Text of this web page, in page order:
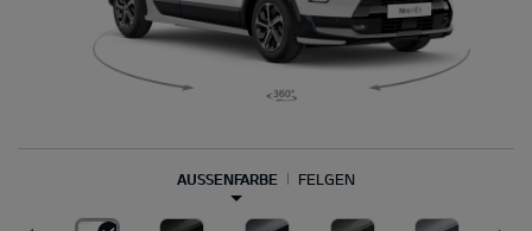
AUSSENFARBE FELGEN